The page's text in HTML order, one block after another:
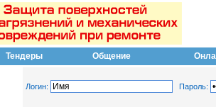
Тендеры Общение
Логин: Пароль: